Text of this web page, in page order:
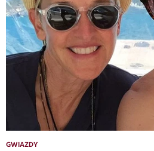
GWIAZDY